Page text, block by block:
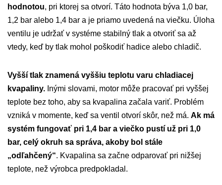
hodnotou, pri ktorej sa otvorí. Táto hodnota býva 1,0 bar,
1,2 bar alebo 1,4 bar a je priamo uvedená na viečku. Úloha
ventilu je udržať v systéme stabilný tlak a otvoriť sa až
vtedy, keď by tlak mohol poškodiť hadice alebo chladič.
Vyšší tlak znamená vyššiu teplotu varu chladiacej
kvapaliny. Inými slovami, motor môže pracovať pri vyššej
teplote bez toho, aby sa kvapalina začala variť. Problém
vzniká v momente, keď sa ventil otvorí skôr, než má. Ak má
systém fungovať pri 1,4 bar a viečko pustí už pri 1,0
bar, celý okruh sa správa, akoby bol stále
„odľahčený“. Kvapalina sa začne odparovať pri nižšej
teplote, než výrobca predpokladal.